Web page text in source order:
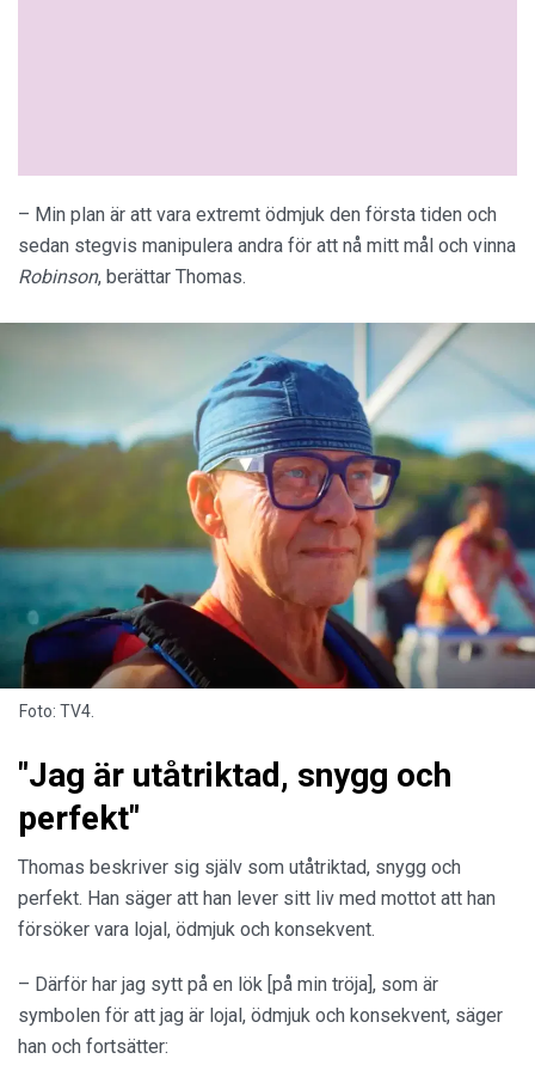
– Min plan är att vara extremt ödmjuk den första tiden och
sedan stegvis manipulera andra för att nå mitt mål och vinna
Robinson, berättar Thomas.
Foto: TV4.
"Jag är utåtriktad, snygg och
perfekt"
Thomas beskriver sig själv som utåtriktad, snygg och
perfekt. Han säger att han lever sitt liv med mottot att han
försöker vara lojal, ödmjuk och konsekvent.
– Därför har jag sytt på en lök [på min tröja], som är
symbolen för att jag är lojal, ödmjuk och konsekvent, säger
han och fortsätter: